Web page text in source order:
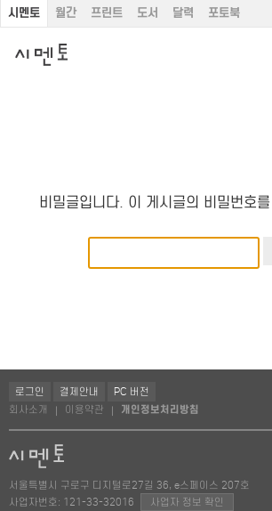
시멘토 월간 프린트 도서 달력 포토북
비밀글입니다. 이 게시글의 비밀번호
로그인 결제안내
PC 버전
회사소개
이용약관 개인정보처리방침
서울특별시 구로구 디지털로27길 36, e스페이스 207호
사업자번호: 121-33-32016
사업자 정보 확인